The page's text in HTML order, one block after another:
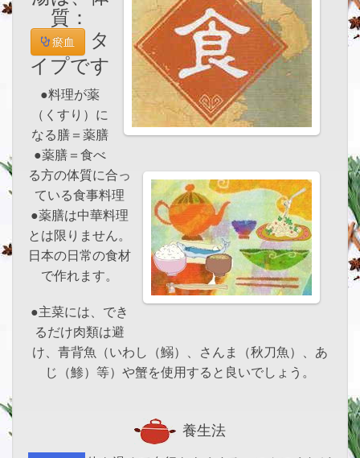
質：
瘀血
タ
イプです
●料理が薬
（くすり）に
なる膳＝薬膳
●薬膳＝食べ
る方の体質に合っ
ている食事料理
●薬膳は中華料理
とは限りません。
日本の日常の食材
で作れます。
●主菜には、でき
るだけ肉類は避
け、青背魚（いわし（鰯）、さんま（秋刀魚）、あ
じ（鯵）等）や蟹を使用すると良いでしょう。
養生法